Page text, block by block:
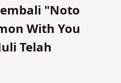
"Noto
With You
Telah